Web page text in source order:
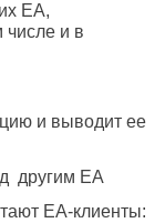
ЕА,
и в
и выводит ее
другим ЕА
ЕА-клиенты: